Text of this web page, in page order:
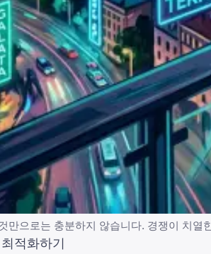
만으로는 충분하지 않습니다. 경쟁이 치열
적화하기